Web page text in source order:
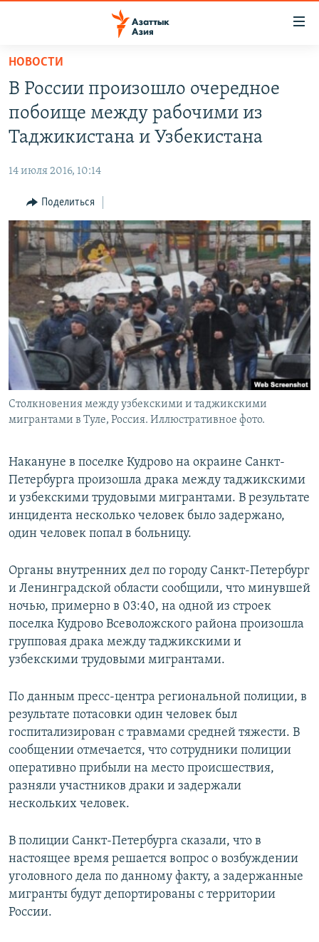
Вернуться
основному
содержанию
Вернутся
главной
Вернутся
поиску
КАЗАХСТАН
ТАДЖИКИСТАН
НОВОСТИ
ВОЙНА В УКРАИНЕ
КЫРГЫЗЧА
ЎЗБЕКЧА
ТОҶИКӢ
TÜRKMENÇE
Все сайты РСЕ/РС
НОВОСТИ
В России произошло очередное
побоище между рабочими из
Таджикистана и Узбекистана
14 июля 2016, 10:14
Поделиться
Столкновения между узбекскими и таджикскими
мигрантами в Туле, Россия. Иллюстративное фото.
Накануне в поселке Кудрово на окраине Санкт-
Петербурга произошла драка между таджикскими
и узбекскими трудовыми мигрантами. В результате
инцидента несколько человек было задержано,
один человек попал в больницу.
Органы внутренних дел по городу Санкт-Петербург
и Ленинградской области сообщили, что минувшей
ночью, примерно в 03:40, на одной из строек
поселка Кудрово Всеволожского района произошла
групповая драка между таджикскими и
узбекскими трудовыми мигрантами.
По данным пресс-центра региональной полиции, в
результате потасовки один человек был
госпитализирован с травмами средней тяжести. В
сообщении отмечается, что сотрудники полиции
оперативно прибыли на место происшествия,
разняли участников драки и задержали
нескольких человек.
В полиции Санкт-Петербурга сказали, что в
настоящее время решается вопрос о возбуждении
уголовного дела по данному факту, а задержанные
мигранты будут депортированы с территории
России.